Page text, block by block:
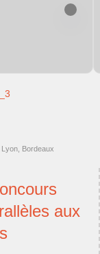
Bordeaux
aux